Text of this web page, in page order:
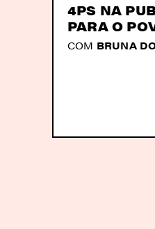
4PS NA
PARA O
COM BRUNA